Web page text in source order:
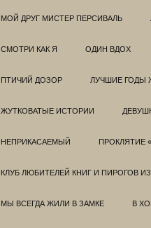
МОЙ ДРУГ МИСТЕР ПЕРСИВАЛЬ
СМОТРИ КАК Я ОДИН ВДОХ
ПТИЧИЙ ДОЗОР ЛУЧШИЕ ГОДЫ
ЖУТКОВАТЫЕ ИСТОРИИ
НЕПРИКАСАЕМЫЙ ПРОКЛЯТИЕ
КЛУБ ЛЮБИТЕЛЕЙ КНИГ И ПИРОГОВ
МЫ ВСЕГДА ЖИЛИ В ЗАМКЕ В